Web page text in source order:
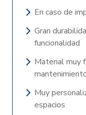
En caso de
Gran
funcionalidad
Material muy
Muy
espacios